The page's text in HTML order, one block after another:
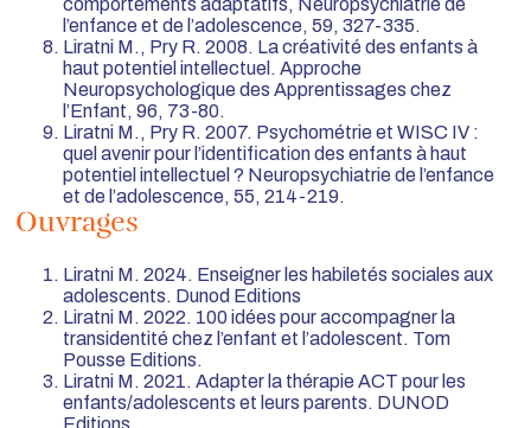
comportements adaptatifs, Neuropsychiatrie de
l’enfance et de l’adolescence, 59, 327-335.
Liratni M., Pry R. 2008. La créativité des enfants à
haut potentiel intellectuel. Approche
Neuropsychologique des Apprentissages chez
l’Enfant, 96, 73-80.
Liratni M., Pry R. 2007. Psychométrie et WISC IV :
quel avenir pour l’identification des enfants à haut
potentiel intellectuel ? Neuropsychiatrie de l’enfance
et de l’adolescence, 55, 214-219.
Ouvrages
Liratni M. 2024. Enseigner les habiletés sociales aux
adolescents. Dunod Editions
Liratni M. 2022. 100 idées pour accompagner la
transidentité chez l’enfant et l’adolescent. Tom
Pousse Editions.
Liratni M. 2021. Adapter la thérapie ACT pour les
enfants/adolescents et leurs parents. DUNOD
Editions